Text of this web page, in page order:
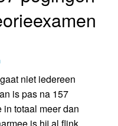
niet iedereen
is pas na 157
totaal meer dan
is hij al flink